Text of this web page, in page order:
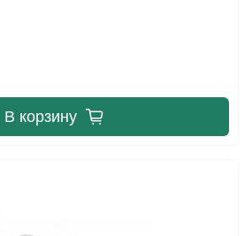
В корзину